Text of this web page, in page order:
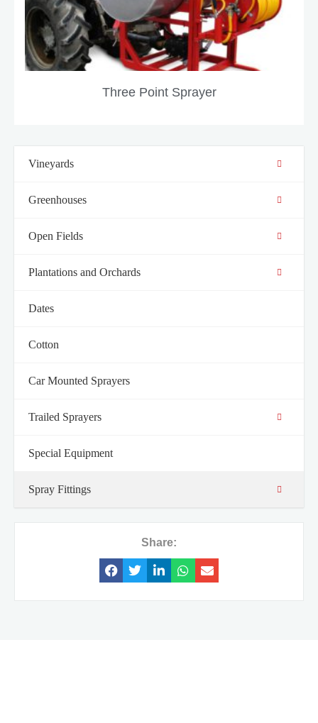
Three Point Sprayer
Vineyards
Greenhouses
Open Fields
Plantations and Orchards
Dates
Cotton
Car Mounted Sprayers
Trailed Sprayers
Special Equipment
Spray Fittings
Share:
שיתוף
תחומי
העניין
וההתנהגות
שלך בעת
ביקורך
שלנו, אתה